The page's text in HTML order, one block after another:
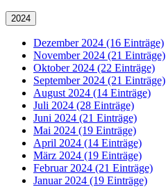
2024
Dezember 2024 (16 Einträge)
November 2024 (21 Einträge)
Oktober 2024 (22 Einträge)
September 2024 (21 Einträge)
August 2024 (14 Einträge)
Juli 2024 (28 Einträge)
Juni 2024 (21 Einträge)
Mai 2024 (19 Einträge)
April 2024 (14 Einträge)
März 2024 (19 Einträge)
Februar 2024 (21 Einträge)
Januar 2024 (19 Einträge)